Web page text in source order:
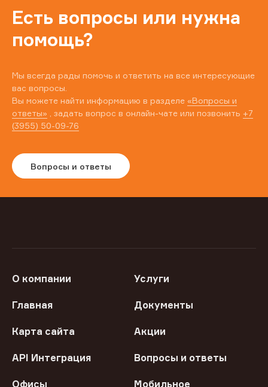
Есть вопросы или нужна
помощь?
Мы всегда рады помочь и ответить на все интересующие
вас вопросы.
Вы можете найти информацию в разделе «Вопросы и
ответы» , задать вопрос в онлайн-чате или позвонить +7
(3955) 50-09-76
Вопросы и ответы
О компании Услуги
Главная Документы
Карта сайта Акции
API Интеграция Вопросы и ответы
Офисы
Мобильное